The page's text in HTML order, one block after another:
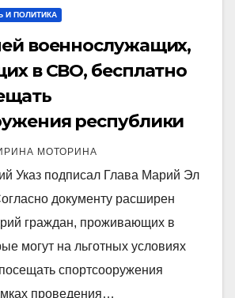
И ПОЛИТИКА
военнослужащих,
в СВО, бесплатно
республики
МОТОРИНА
Указ подписал Глава Марий Эл
документу расширен
граждан, проживающих в
могут на льготных условиях
спортсооружения
проведения…